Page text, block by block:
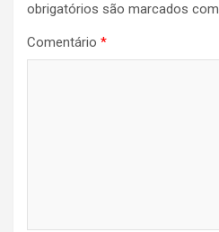
obrigatórios são marcados com
Comentário *